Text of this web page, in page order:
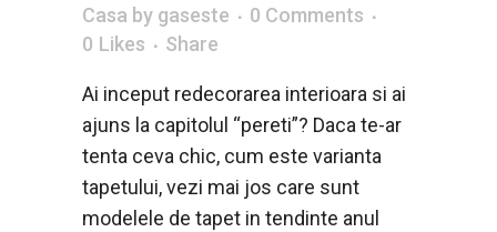
Casa by gaseste
0 Comments
0 Likes Share
Ai inceput redecorarea interioara si ai
ajuns la capitolul “pereti”? Daca te-ar
tenta ceva chic, cum este varianta
tapetului, vezi mai jos care sunt
modelele de tapet in tendinte anul